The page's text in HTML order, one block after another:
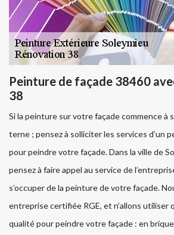
Peinture de façade 38460
38
Si la peinture sur votre façade commence à
terne ; pensez à solliciter les services d’un
pour peindre votre façade. Dans la ville de
pensez à faire appel au service de
s’occuper de la peinture de votre façade.
entreprise certifiée RGE, et n’allons utiliser
qualité pour peindre votre façade : en